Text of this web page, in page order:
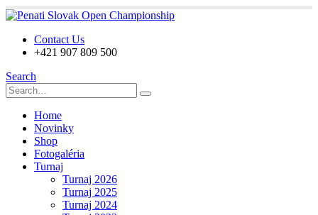
Contact Us
+421 907 809 500
Search
Home
Novinky
Shop
Fotogaléria
Turnaj
Turnaj 2026
Turnaj 2025
Turnaj 2024